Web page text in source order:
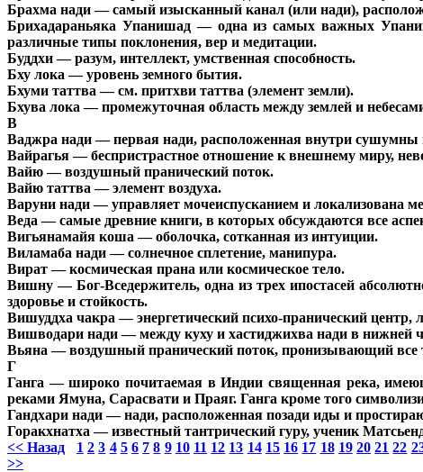
Брахма нади — самый изысканный канал (или нади),
Брихадараньяка Упанишад — одна из самых важных
различные типы поклонения, вер и медитации.
Буддхи — разум, интеллект, умственная способность.
Бху лока — уровень земного бытия.
Бхуми таттва — см. притхви таттва (элемент земли).
Бхува лока — промежуточная область между землей и
В
Ваджра нади — первая нади, расположенная внутри
Вайрагья — беспристрастное отношение к внешнему миру,
Вайю — воздушный пранический поток.
Вайю таттва — элемент воздуха.
Варуни нади — управляет мочеиспусканием и локализована
Веда — самые древние книги, в которых обсуждаются все
Вигьянамайя коша — оболочка, сотканная из интуиции.
Виламаба нади — солнечное сплетение, манипура.
Вират — космическая прана или космическое тело.
Вишну — Бог-Вседержитель, одна из трех ипостасей
здоровье и стойкость.
Вишуддха чакра — энергетический психо-пранический
Вишводари нади — между куху и хастиджихва нади в нижней
Вьяна — воздушный пранический поток, пронизывающий все
Г
Ганга — широко почитаемая в Индии священная река,
реками Ямуна, Сарасвати и Праяг. Ганга кроме того
Гандхари нади — нади, расположенная позади иды и
Горакхнатха — известный тантрический гуру, ученик
<< Назад
1 2 3 4 5 6 7 8 9 10 11 12 13 14 15 16 17 18 19 20 21 22
>>